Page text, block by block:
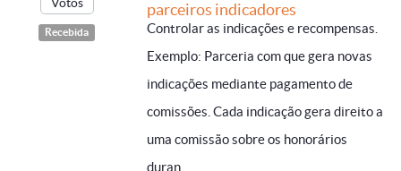
Recebida
parceiros indicadores
Controlar as indicações e recompensas.
Exemplo: Parceria com que gera novas
indicações mediante pagamento de
comissões. Cada indicação gera direito a
uma comissão sobre os honorários
duran...